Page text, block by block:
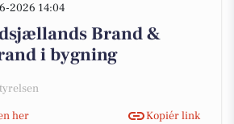
2026 14:04
Brand &
i bygning
her
Kopiér link